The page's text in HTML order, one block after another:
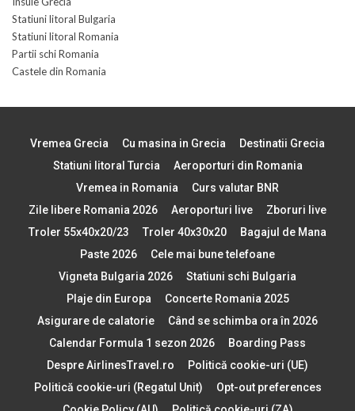
Statiuni litoral Bulgaria
Statiuni litoral Romania
Partii schi Romania
Castele din Romania
Vremea Grecia Cu masina in Grecia
Destinatii Grecia
Statiuni litoral Turcia
Aeroporturi din Romania
Vremea in Romania
Curs valutar BNR
Zile libere Romania 2026
Aeroporturi live
Zboruri live
Troler 55x40x20/23
Troler 40x30x20
Bagajul de Mana
Paste 2026
Cele mai bune telefoane
Vigneta Bulgaria 2026
Statiuni schi Bulgaria
Plaje din Europa
Concerte Romania 2025
Asigurare de calatorie
Când se schimba ora în 2026
Calendar Formula 1 sezon 2026
Boarding Pass
Despre AirlinesTravel.ro
Politică cookie-uri (UE)
Politică cookie-uri (Regatul Unit)
Opt-out preferences